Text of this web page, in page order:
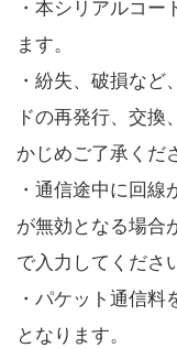
・本シリアルコ
ます。
・紛失、破損な
ドの再発行、交換
かじめご了承くだ
・通信途中に回
が無効となる場合
で入力してくださ
・パケット通信
となります。